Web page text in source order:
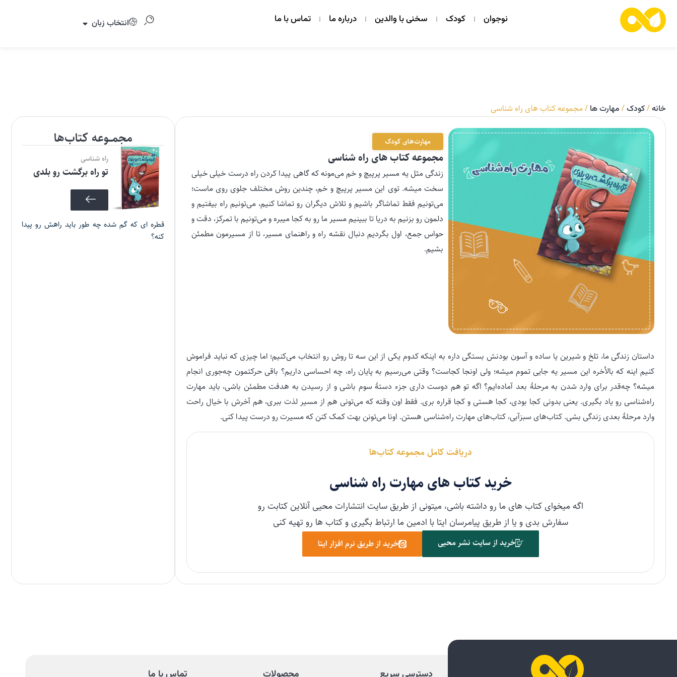
نوجوان کودک سخنی با والدین درباره ما تماس با ما انتخاب زبان
خانه/کودک/ مهارت ها / مجموعه کتاب های راه شناسی
مهارت‌های کودک
مجموعه کتاب های راه شناسی
زندگی مثل یه مسیر پرپیچ و خم می‌مونه که گاهی پیدا کردن راه درست خیلی خیلی
سخت میشه. توی این مسیر پرپیچ و خم، چندین روش مختلف جلوی روی ماست؛
می‌تونیم فقط تماشاگر باشیم و تلاش دیگران رو تماشا کنیم، می‌تونیم راه بیفتیم و
دلمون رو بزنیم به دریا تا ببینیم مسیر ما رو به کجا میبره و می‌تونیم با تمرکز، دقت و
حواس جمع، اول بگردیم دنبال نقشه راه و راهنمای مسیر، تا از مسیرمون مطمئن
بشیم.
داستان زندگی ما، تلخ و شیرین یا ساده و آسون بودنش بستگی داره به اینکه کدوم یکی از این سه تا روش رو انتخاب می‌کنیم؛ اما چیزی که نباید فراموش
کنیم اینه که بالأخره این مسیر یه جایی تموم میشه؛ ولی اونجا کجاست؟ وقتی می‌رسیم به پایان راه، چه احساسی داریم؟ باقی حرکتمون چه‌جوری انجام
میشه؟ چه‌قدر برای وارد شدن به مرحلهٔ بعد آماده‌ایم؟ اگه تو هم دوست داری جزء دستهٔ سوم باشی و از رسیدن به هدفت مطمئن باشی، باید مهارت
راه‌شناسی رو یاد بگیری. یعنی بدونی کجا بودی، کجا هستی و کجا قراره بری. فقط اون وقته که می‌تونی هم از مسیر لذت ببری، هم آخرش با خیال راحت
وارد مرحلهٔ بعدی زندگی بشی. کتاب‌های سبزآبی، کتاب‌های مهارت راه‌شناسی هستن. اونا می‌تونن بهت کمک کنن که مسیرت رو درست پیدا کنی.
دریافت کامل مجموعه کتاب‌ها
خرید کتاب‌ های مهارت راه شناسی
اگه میخوای کتاب های ما رو داشته باشی، میتونی از طریق سایت انتشارات محیی آنلاین کتابت رو
سفارش بدی و یا از طریق پیامرسان ایتا با ادمین ما ارتباط بگیری و کتاب ها رو تهیه کنی
خرید از سایت نشر محیی خرید از طریق نرم افزار ایتا
مجمــوعه کتاب‌ها
راه شناسی
تو راه برگشت رو بلدی
قطره ای که گم شده چه طور باید راهش رو پیدا
کنه؟